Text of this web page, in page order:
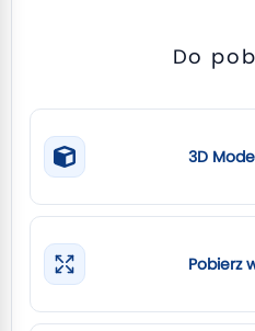
Do
3D
Pobierz